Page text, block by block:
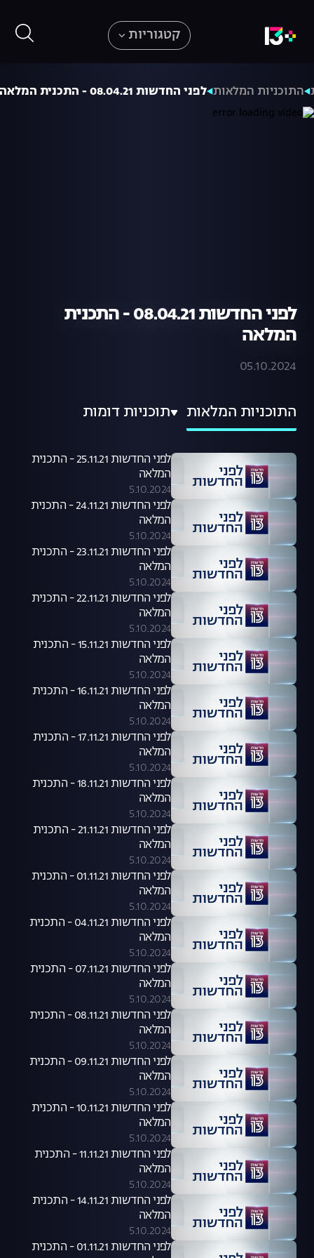
קטגוריות
התוכניות המלאות לפני החדשות 08.04.21 - התכנית המלאה
לפני החדשות 08.04.21 - התכנית
המלאה
05.10.2024
התוכניות המלאות תוכניות דומות
לפני החדשות 25.11.21 - התכנית
המלאה
5.10.2024
לפני החדשות 24.11.21 - התכנית
המלאה
5.10.2024
לפני החדשות 23.11.21 - התכנית
המלאה
5.10.2024
לפני החדשות 22.11.21 - התכנית
המלאה
5.10.2024
לפני החדשות 15.11.21 - התכנית
המלאה
5.10.2024
לפני החדשות 16.11.21 - התכנית
המלאה
5.10.2024
לפני החדשות 17.11.21 - התכנית
המלאה
5.10.2024
לפני החדשות 18.11.21 - התכנית
המלאה
5.10.2024
לפני החדשות 21.11.21 - התכנית
המלאה
5.10.2024
לפני החדשות 01.11.21 - התכנית
המלאה
5.10.2024
לפני החדשות 04.11.21 - התכנית
המלאה
5.10.2024
לפני החדשות 07.11.21 - התכנית
המלאה
5.10.2024
לפני החדשות 08.11.21 - התכנית
המלאה
5.10.2024
לפני החדשות 09.11.21 - התכנית
המלאה
5.10.2024
לפני החדשות 10.11.21 - התכנית
המלאה
5.10.2024
לפני החדשות 11.11.21 - התכנית
המלאה
5.10.2024
לפני החדשות 14.11.21 - התכנית
המלאה
5.10.2024
לפני החדשות 01.11.21 - התכנית